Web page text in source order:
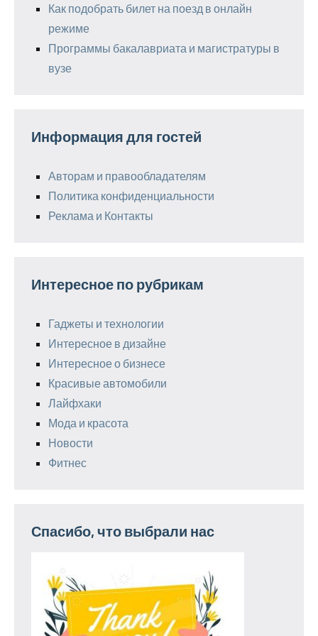
Как подобрать билет на поезд в онлайн
режиме
Программы бакалавриата и магистратуры в
вузе
Информация для гостей
Авторам и правообладателям
Политика конфиденциальности
Реклама и Контакты
Интересное по рубрикам
Гаджеты и технологии
Интересное в дизайне
Интересное о бизнесе
Красивые автомобили
Лайфхаки
Мода и красота
Новости
Фитнес
Спасибо, что выбрали нас